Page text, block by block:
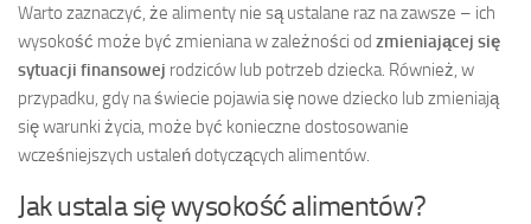
Warto zaznaczyć, że alimenty nie są ustalane raz na zawsze – ich
wysokość może być zmieniana w zależności od zmieniającej się
sytuacji finansowej rodziców lub potrzeb dziecka. Również, w
przypadku, gdy na świecie pojawia się nowe dziecko lub zmieniają
się warunki życia, może być konieczne dostosowanie
wcześniejszych ustaleń dotyczących alimentów.
Jak ustala się wysokość alimentów?